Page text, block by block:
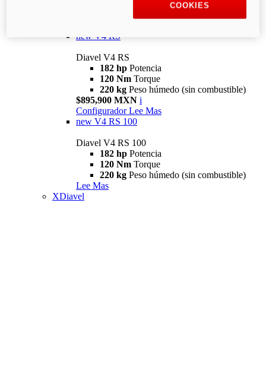
new V4 RS
Diavel V4 RS
182 hp Potencia
120 Nm Torque
220 kg Peso húmedo (sin combustible)
$895,900 MXN i
Configurador Lee Mas
new V4 RS 100
Diavel V4 RS 100
182 hp Potencia
120 Nm Torque
220 kg Peso húmedo (sin combustible)
Lee Mas
XDiavel
COOKIES